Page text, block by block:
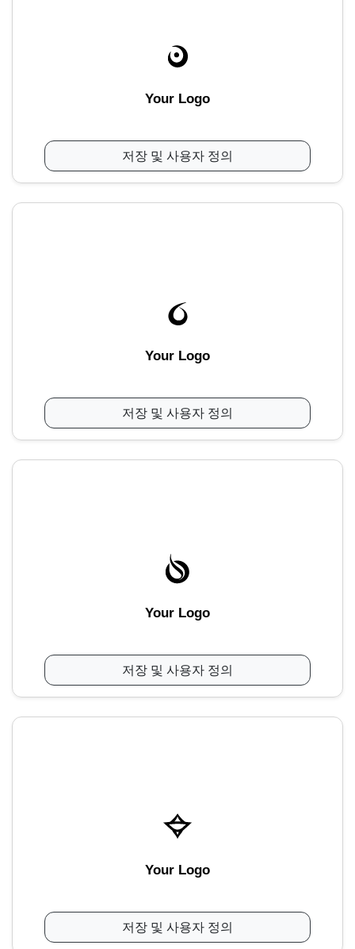
Your Logo
저장 및 사용자 정의
Your Logo
저장 및 사용자 정의
Your Logo
저장 및 사용자 정의
Your Logo
저장 및 사용자 정의